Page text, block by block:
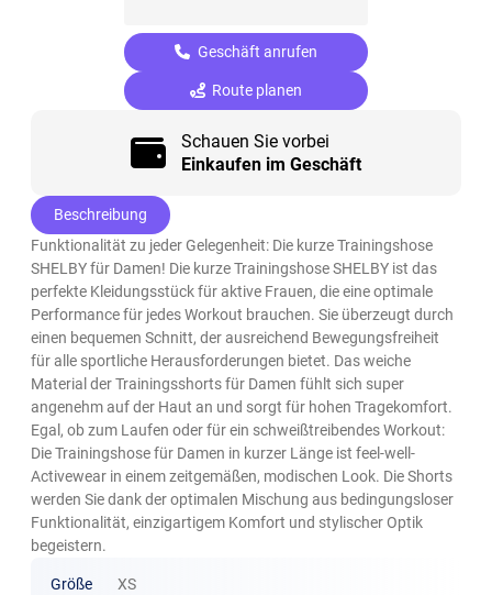
Geschäft anrufen
Route planen
Schauen Sie vorbei
Einkaufen im Geschäft
Beschreibung
Funktionalität zu jeder Gelegenheit: Die kurze Trainingshose
SHELBY für Damen! Die kurze Trainingshose SHELBY ist das
perfekte Kleidungsstück für aktive Frauen, die eine optimale
Performance für jedes Workout brauchen. Sie überzeugt durch
einen bequemen Schnitt, der ausreichend Bewegungsfreiheit
für alle sportliche Herausforderungen bietet. Das weiche
Material der Trainingsshorts für Damen fühlt sich super
angenehm auf der Haut an und sorgt für hohen Tragekomfort.
Egal, ob zum Laufen oder für ein schweißtreibendes Workout:
Die Trainingshose für Damen in kurzer Länge ist feel-well-
Activewear in einem zeitgemäßen, modischen Look. Die Shorts
werden Sie dank der optimalen Mischung aus bedingungsloser
Funktionalität, einzigartigem Komfort und stylischer Optik
begeistern.
Größe XS